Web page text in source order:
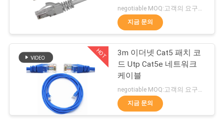
영
리
CAT5E 랜 케이블
38
Straight Crossover
negotiable MOQ:고객의 요구로서의 주가가 타입 30000 미터를 특화했습니다.
지금 문의
HOT
3m 이더넷 Cat5 패치 코
드 Utp Cat5e 네트워크
케이블
지금 문의